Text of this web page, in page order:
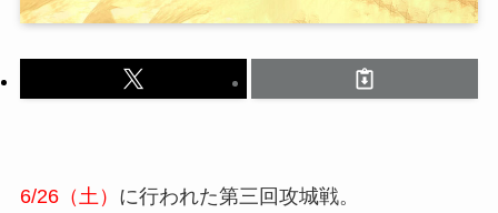
6/26（土） に行われた第三回攻城戦。